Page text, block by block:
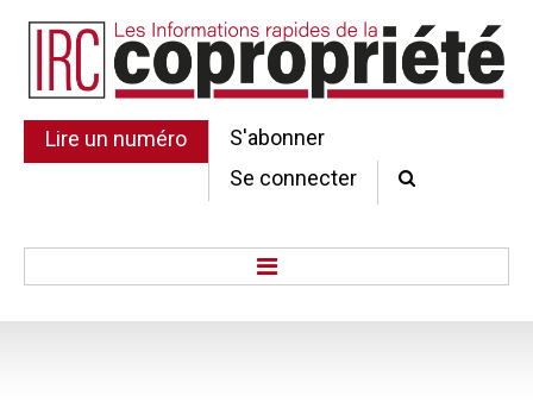
Lire un numéro
S'abonner
Se connecter